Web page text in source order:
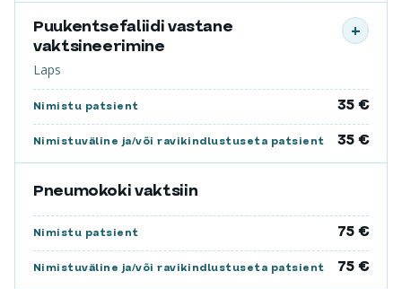
Puukentsefaliidi vastane
vaktsineerimine
Laps
Nimistu patsient 35 €
Nimistuväline ja/või ravikindlustuseta patsient 35 €
+
Pneumokoki vaktsiin
Nimistu patsient 75 €
Nimistuväline ja/või ravikindlustuseta patsient 75 €